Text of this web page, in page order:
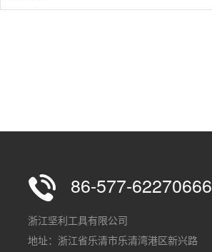
86-577-62270666
浙江坚利工具有限公司
地址：浙江省乐清市乐清湾港区新兴路